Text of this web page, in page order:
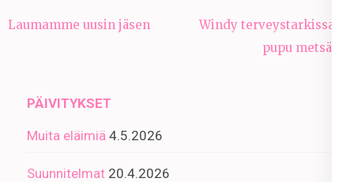
Artikkelien
Laumamme uusin jäsen
Windy terveystarkissa +
pupu metsällä
PÄIVITYKSET
Muita eläimiä 4.5.2026
Suunnitelmat 20.4.2026